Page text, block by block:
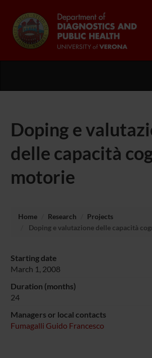
Doping e
delle capacità
motorie
Home Research
Projects
Doping e valutazione delle capacità
Starting date
March 1, 2008
Duration (months)
24
Managers or local contacts
Fumagalli Guido Francesco